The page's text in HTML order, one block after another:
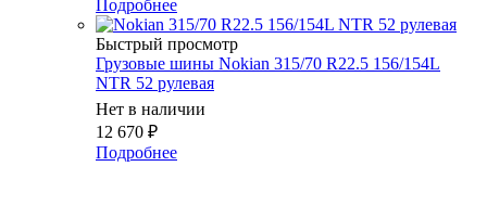
Подробнее
Быстрый просмотр
Грузовые шины Nokian 315/70 R22.5 156/154L
NTR 52 рулевая
Нет в наличии
12 670 ₽
Подробнее